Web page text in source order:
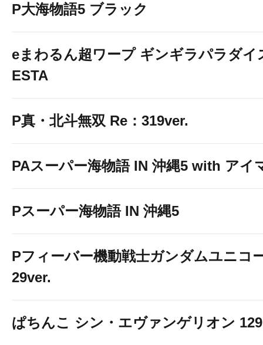
P大海物語5 ブラック
eまわるん超ワープ ギンギラパラダイ
ESTA
P真・北斗無双 Re：319ver.
PAスーパー海物語 IN 沖縄5 with アイ
Pスーパー海物語 IN 沖縄5
Pフィーバー機動戦士ガンダムユニコ
29ver.
ぱちんこ シン・エヴァンゲリオン